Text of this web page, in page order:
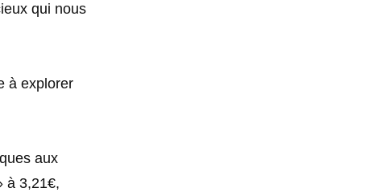
qui nous
à explorer
aux
à 3,21€,